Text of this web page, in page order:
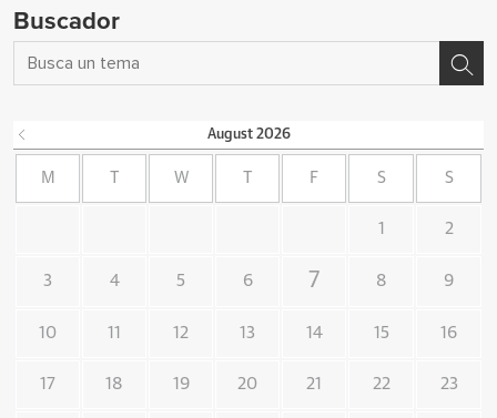
Buscador
August 2026
M W F S S
1 2
3 4 5 6 7 8 9
10 11 12 13 14 15 16
17 18 19 20 21 22 23